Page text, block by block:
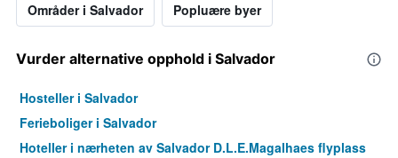
Områder i Salvador Popluære byer
Vurder alternative opphold i Salvador
Hosteller i Salvador
Ferieboliger i Salvador
Hoteller i nærheten av Salvador D.L.E.Magalhaes flyplass